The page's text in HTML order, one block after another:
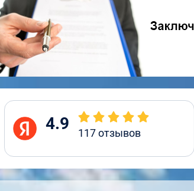
4.9 117отзывов